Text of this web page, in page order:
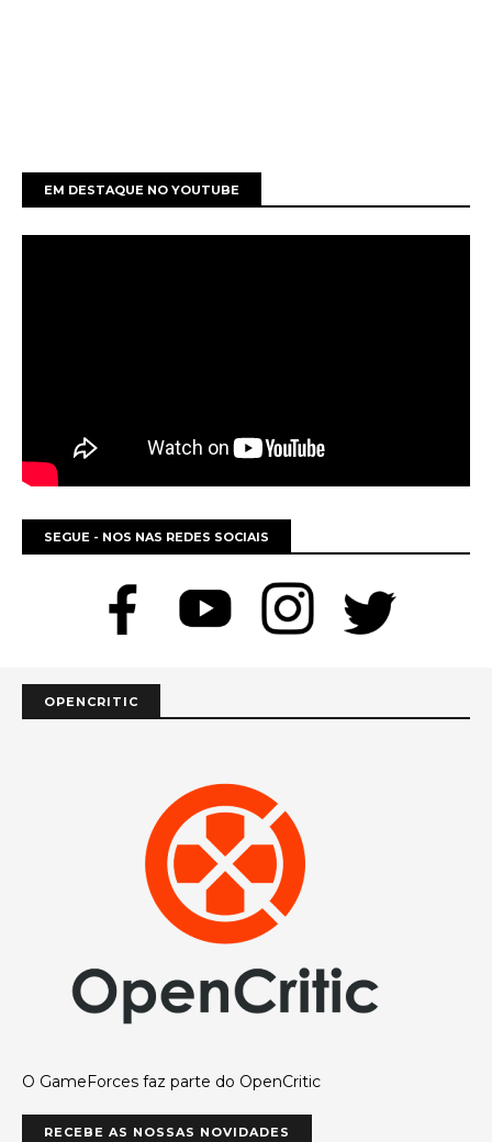
EM DESTAQUE NO YOUTUBE
SEGUE - NOS NAS REDES SOCIAIS
OPENCRITIC
O GameForces faz parte do OpenCritic
RECEBE AS NOSSAS NOVIDADES